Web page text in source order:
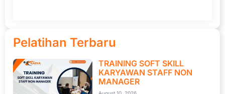
Pelatihan Terbaru
TRAINING SOFT SKILL
KARYAWAN STAFF NON
MANAGER